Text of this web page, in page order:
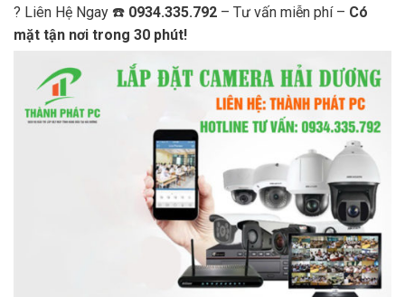
? Liên Hệ Ngay ☎️ 0934.335.792 – Tư vấn miễn phí – Có
mặt tận nơi trong 30 phút!